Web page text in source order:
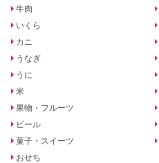
牛肉
いくら
カニ
うなぎ
うに
米
果物・フルーツ
ビール
菓子・スイーツ
おせち